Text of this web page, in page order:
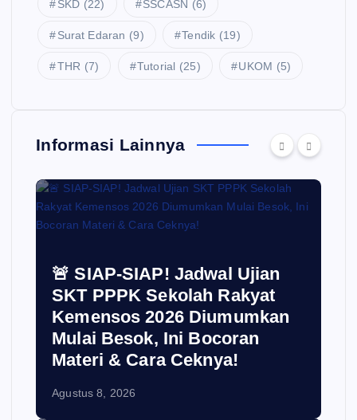
SKD (22) SSCASN (6)
Surat Edaran (9) Tendik (19)
THR (7) Tutorial (25) UKOM (5)
Informasi Lainnya
🚨 SIAP-SIAP! Jadwal Ujian
SKT PPPK Sekolah Rakyat
Kemensos 2026 Diumumkan
Mulai Besok, Ini Bocoran
Materi & Cara Ceknya!
Agustus 8, 2026